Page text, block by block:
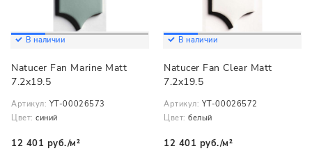
В наличии
Natucer Fan Marine Matt
7.2x19.5
Артикул: YT-00026573
Цвет: синий
12 401 руб./м²
В наличии
Natucer Fan Clear Matt
7.2x19.5
Артикул: YT-00026572
Цвет: белый
12 401 руб./м²